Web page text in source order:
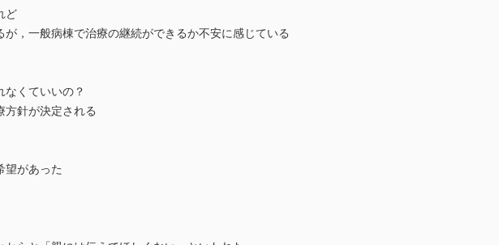
ど
，一般病棟で治療の継続ができるか不安に感じている
なくていいの？
方針が決定される
望があった